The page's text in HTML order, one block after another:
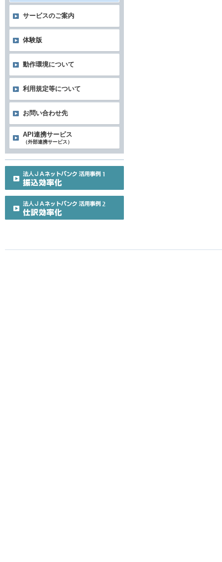
サービスのご案内
体験版
動作環境について
利用規定等について
お問い合わせ先
API連携サービス
（外部連携サービス）